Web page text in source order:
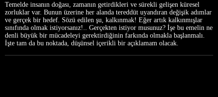
Temelde insanın doğası, zamanın getirdikleri ve sürekli gelişen küresel
zorluklar var. Bunun üzerine her alanda tereddüt uyandıran değişik adımlar
ve gerçek bir hedef. Sözü edilen şu, kalkınmak! Eğer artık kalkınmışlar
sınıfında olmak istiyorsanız!.. Gerçekten istiyor musunuz? İşe bu emelin ne
denli büyük bir mücadeleyi gerektirdiğinin farkında olmakla başlanmalı.
İşte tam da bu noktada, düşünsel içerikli bir açıklamam olacak.